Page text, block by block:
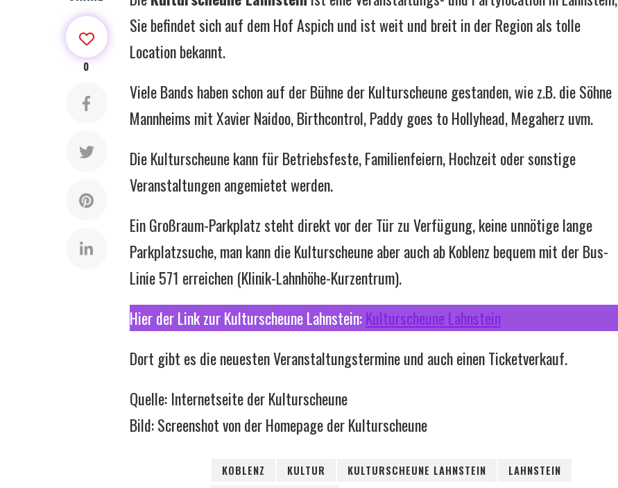
0
Sie befindet sich auf dem Hof Aspich und ist weit und breit in der Region als tolle
Location bekannt.
Viele Bands haben schon auf der Bühne der Kulturscheune gestanden, wie z.B. die Söhne
Mannheims mit Xavier Naidoo, Birthcontrol, Paddy goes to Hollyhead, Megaherz uvm.
Die Kulturscheune kann für Betriebsfeste, Familienfeiern, Hochzeit oder sonstige
Veranstaltungen angemietet werden.
Ein Großraum-Parkplatz steht direkt vor der Tür zu Verfügung, keine unnötige lange
Parkplatzsuche, man kann die Kulturscheune aber auch ab Koblenz bequem mit der Bus-
Linie 571 erreichen (Klinik-Lahnhöhe-Kurzentrum).
Hier der Link zur Kulturscheune Lahnstein:Kulturscheune Lahnstein
Dort gibt es die neuesten Veranstaltungstermine und auch einen Ticketverkauf.
Quelle: Internetseite der Kulturscheune
Bild: Screenshot von der Homepage der Kulturscheune
KOBLENZ KULTUR KULTURSCHEUNE LAHNSTEIN
LAHNSTEIN